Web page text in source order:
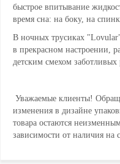
быстрое впитывание
время сна: на боку, на
В ночных трусиках
в прекрасном настроении,
детским смехом заботливых
Уважаемые клиенты!
изменения в дизайне
товара остаются
зависимости от наличия на